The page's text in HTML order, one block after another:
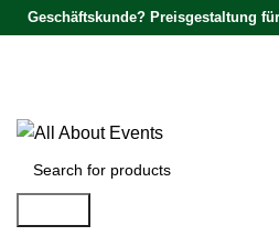
Geschäftskunde? Preisgestaltung